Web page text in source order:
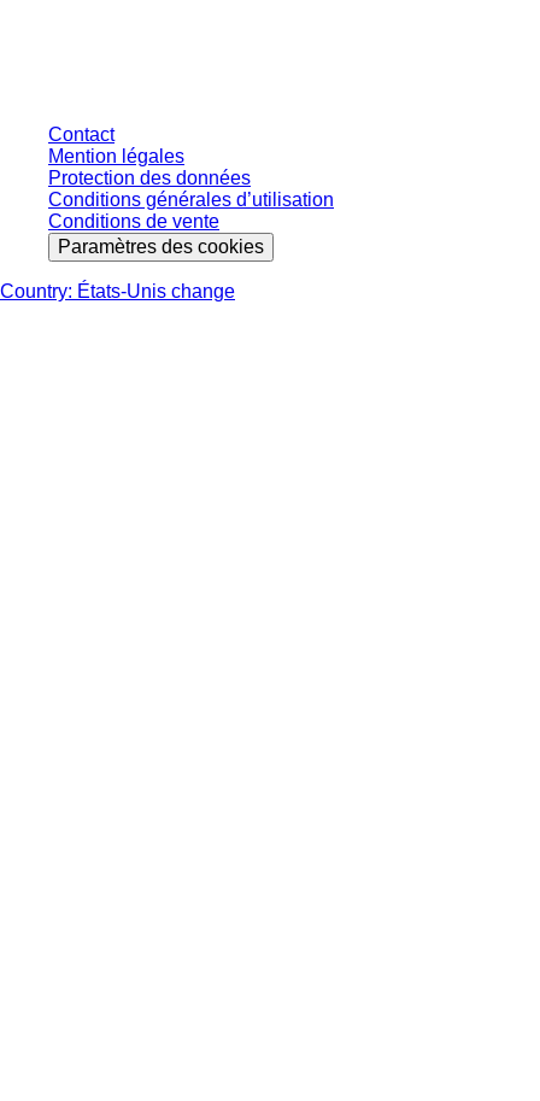
Contact
Mention légales
Protection des données
Conditions générales d’utilisation
Conditions de vente
Paramètres des cookies
Country: États-Unis change